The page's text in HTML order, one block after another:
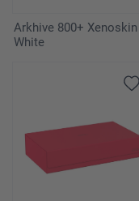
Arkhive 800+ Xenoskin
White